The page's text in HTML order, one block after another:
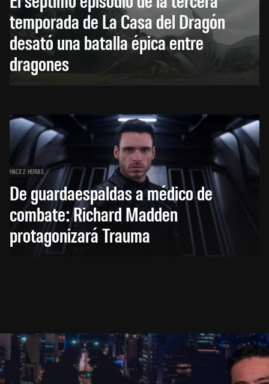
temporada de La Casa del Dragón
desató una batalla épica entre
dragones
HACE 2 HORAS
De guardaespaldas a médico de
combate: Richard Madden
protagonizará Trauma